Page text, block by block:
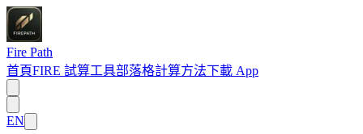
Fire Path
首頁FIRE 試算工具部落格計算方法下載 App
EN